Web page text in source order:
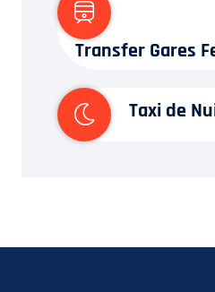
Transfer Gares
Taxi de